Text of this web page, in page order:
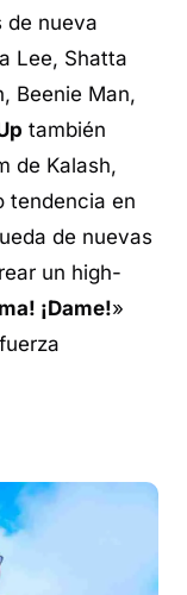
de nueva
Lee, Shatta
Beenie Man,
también
de Kalash,
tendencia en
de nuevas
un high-
¡Dame!»